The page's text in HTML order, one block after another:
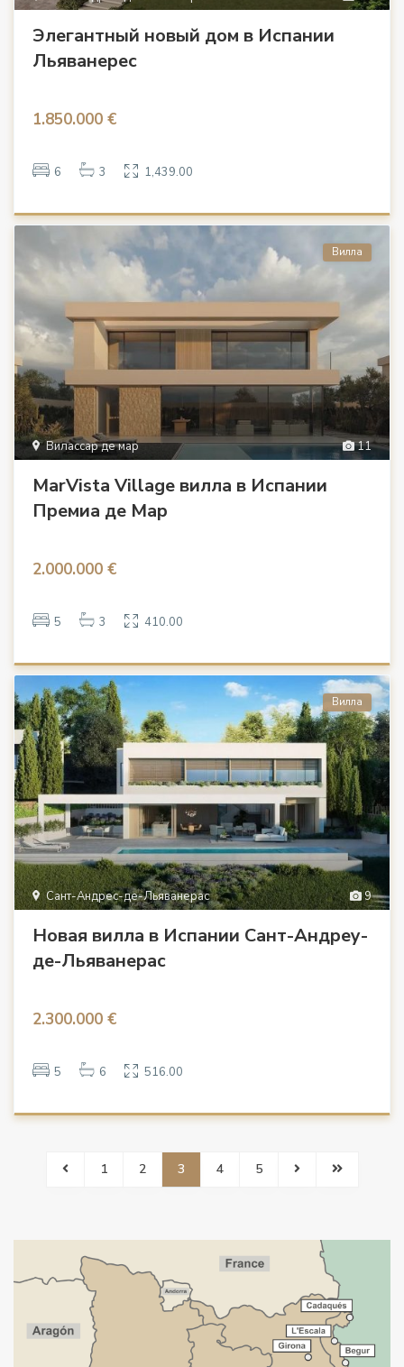
Элегантный новый дом в Испании
Льяванерес
1.850.000 €
6 3 1,439.00
11
Вилассар де мар
Вилла
MarVista Village вилла в Испании
Премиа де Мар
2.000.000 €
5 3 410.00
9
Сант-Андрес-де-Льяванерас
Вилла
Новая вилла в Испании Сант-Андреу-
де-Льяванерас
2.300.000 €
5 6 516.00
1 2 3 4 5